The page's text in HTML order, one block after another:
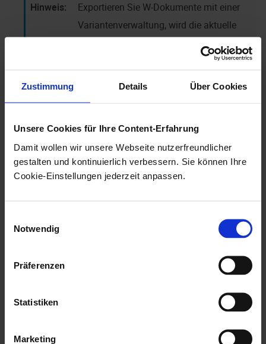
Zustimmung Details Über Cookies
Unsere Cookies für Ihre Content-Erfahrung
Damit wollen wir unsere Webseite nutzerfreundlicher
gestalten und kontinuierlich verbessern. Sie können Ihre
Cookie-Einstellungen jederzeit anpassen.
Notwendig
Präferenzen
Statistiken
Marketing
Exportieren Sie W-Dokumente mit einer
Variantenverwaltung, wird die aktuelle
Feldauswahl
Haben Sie im DialogAllgemeine Parameterdie
OptionSkripte auf Felder anwendengewählt (vgl.
laden oder eingeben.